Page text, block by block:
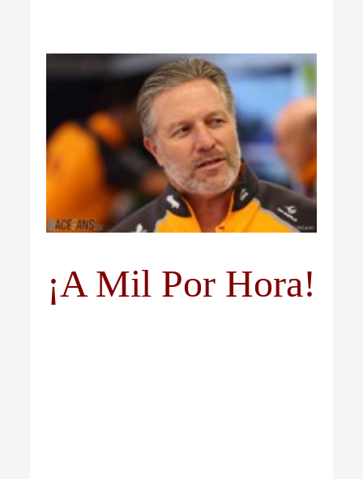
¡A Mil Por Hora!